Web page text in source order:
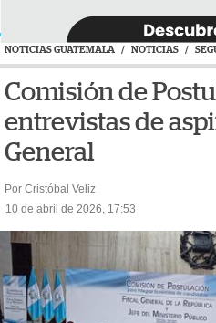
NOTICIAS GUATEMALA / NOTICIAS /
Comisión de
entrevistas de
General
Por Cristóbal Veliz
10 de abril de 2026, 17:53